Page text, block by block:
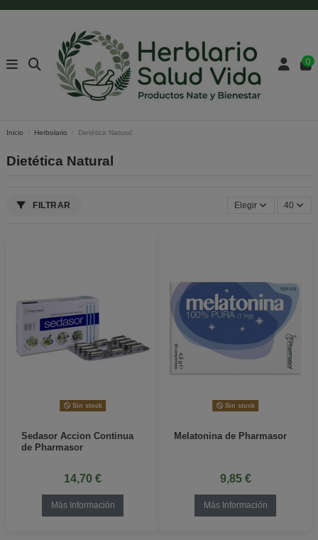
0
Inicio Herbolario Dietética Natural
Dietética Natural
FILTRAR Elegir 40
Sin stock
Sedasor Accion Continua
de Pharmasor
14,70 €
Más Información
Sin stock
Melatonina de Pharmasor
9,85 €
Más Información